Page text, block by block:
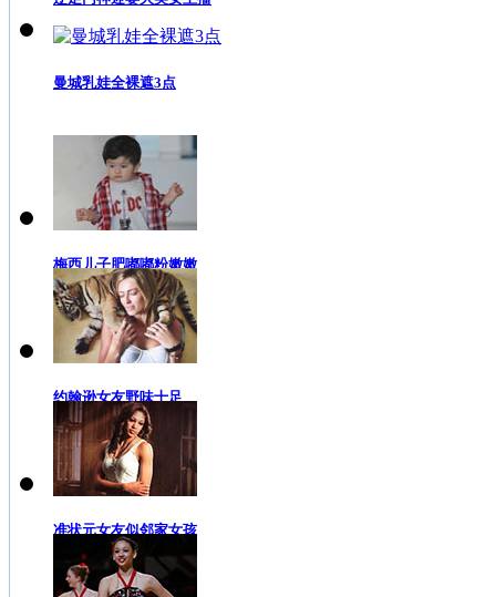
曼城乳娃全裸遮3点
梅西儿子肥嘟嘟粉嫩嫩
约翰逊女友野味十足
准状元女友似邻家女孩